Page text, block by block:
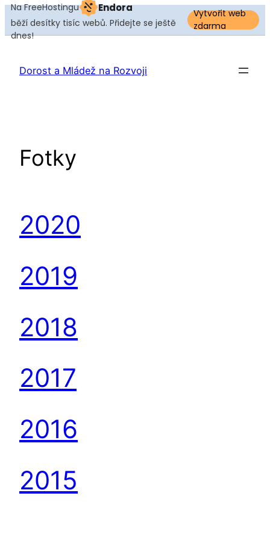
Na FreeHostingu Endora
běží desítky tisíc webů. Přidejte se ještě
dnes!
Vytvořit web
zdarma
obsah
Dorost a Mládež na Rozvoji
Fotky
2020
2019
2018
2017
2016
2015